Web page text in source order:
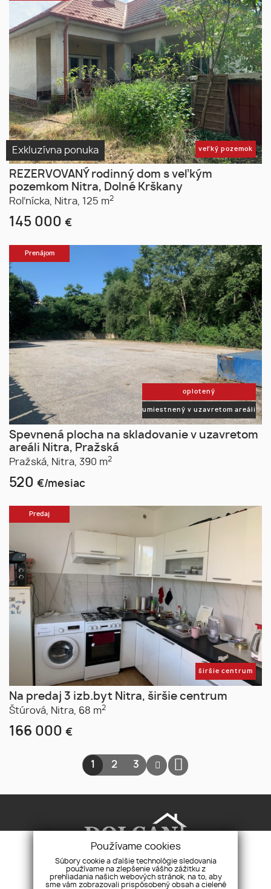
Exkluzívna ponuka veľký pozemok
REZERVOVANÝ rodinný dom s veľkým
pozemkom Nitra, Dolné Krškany
Roľnícka, Nitra, 125 m2
145 000 €
Prenájom
oplotený
umiestnený v uzavretom areáli
Spevnená plocha na skladovanie v uzavretom
areáli Nitra, Pražská
Pražská, Nitra, 390 m2
520 €/mesiac
Predaj
širšie centrum
Na predaj 3 izb.byt Nitra, širšie centrum
Štúrová, Nitra, 68 m2
166 000 €
1 2 3
Realitná agentúra Dolcan, s.r.o. Pri synagóge
Používame cookies
Súbory cookie a ďalšie technológie sledovania
používame na zlepšenie vášho zážitku z
prehliadania našich webových stránok, na to, aby
sme vám zobrazovali prispôsobený obsah a cielené